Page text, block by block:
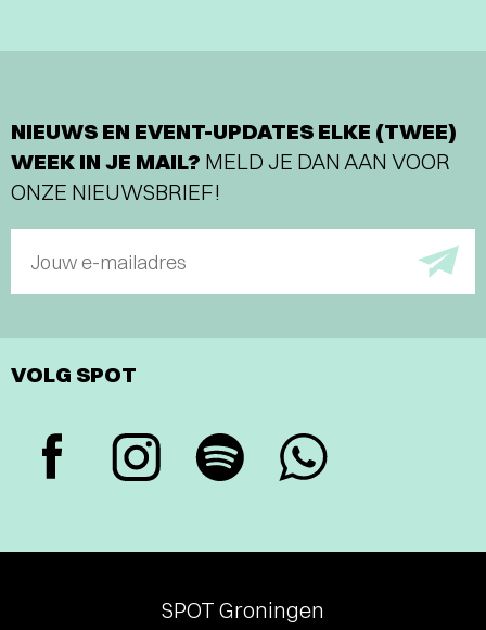
NIEUWS EN EVENT-UPDATES ELKE (TWEE)
WEEK IN JE MAIL? MELD JE DAN AAN VOOR
ONZE NIEUWSBRIEF!
Jouw e-mailadres
VOLG SPOT
SPOT Groningen